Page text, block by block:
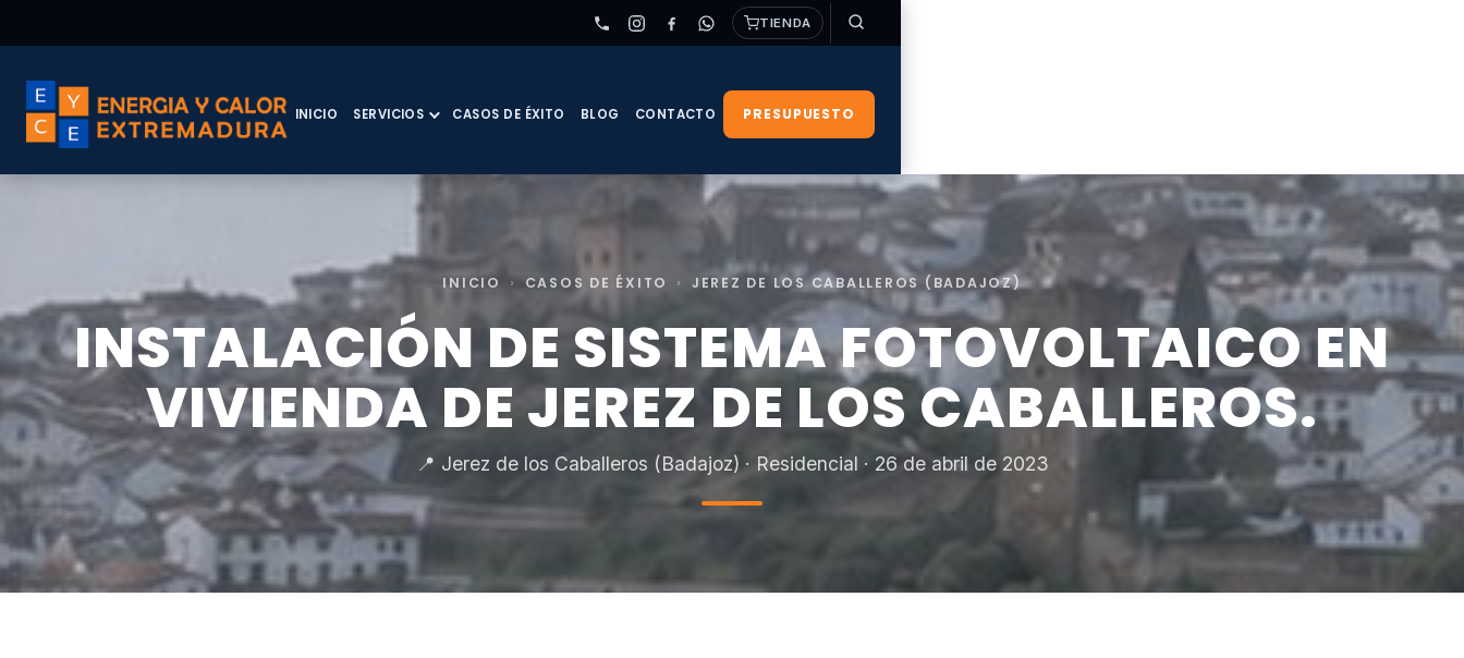
TIENDA
INICIO SERVICIOS CASOS DE ÉXITO BLOG CONTACTO PRESUPUESTO
INICIO › CASOS DE ÉXITO › JEREZ DE LOS CABALLEROS (BADAJOZ)
INSTALACIÓN DE SISTEMA FOTOVOLTAICO EN
VIVIENDA DE JEREZ DE LOS CABALLEROS.
📍 Jerez de los Caballeros (Badajoz) · Residencial · 26 de abril de 2023